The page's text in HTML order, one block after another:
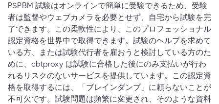
PSPBM 試験はオンラインで簡単に受験できるため、受験
者は監督やウェブカメラを必要とせず、自宅から試験を完
了できます。この柔軟性により、このプロフェッショナル
認定資格を世界中で取得できます。試験のヘルプを求めて
いる方、または試験代行者を雇おうと検討している方のた
めに、cbtproxy は試験に合格した後にのみ支払いが行わ
れるリスクのないサービスを提供しています。この認定資
格を取得するには、「ブレインダンプ」に頼らないことが
不可欠です。試験問題は頻繁に変更され、そのような資料